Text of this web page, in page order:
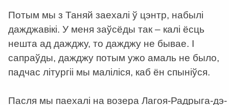
Потым мы з Таняй заехалі ў цэнтр, набылі
дажджавікі. У меня заўсёды так – калі ёсць
нешта ад дажджу, то дажджу не бывае. І
сапраўды, дажджу потым ужо амаль не было,
падчас літургіі мы маліліся, каб ён спыніўся.
Пасля мы паехалі на возера Лагоя-Радрыга-дэ-